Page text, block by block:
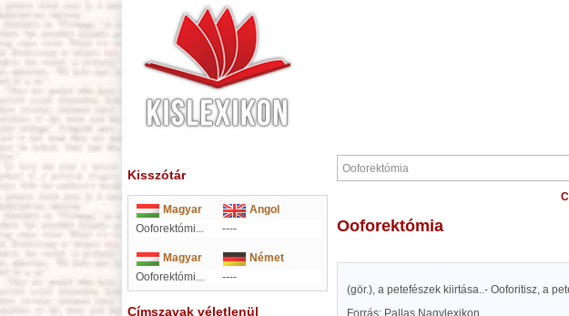
Kisszótár
Magyar
Angol
Ooforektómi...
----
Magyar
Német
Ooforektómi...
----
Címszavak véletlenül
Ooforektómia
(gör.), a petefészek kiirtása..- Ooforitisz, a
Forrás: Pallas Nagylexikon